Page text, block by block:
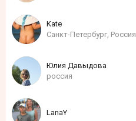
Kate
Санкт-Петербург, Россия
Юлия Давыдова
россия
LanaY